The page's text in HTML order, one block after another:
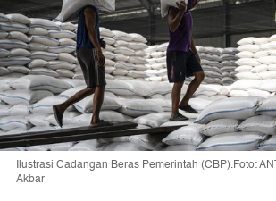
Ilustrasi Cadangan Beras Pemerintah (CBP).Foto:
Akbar